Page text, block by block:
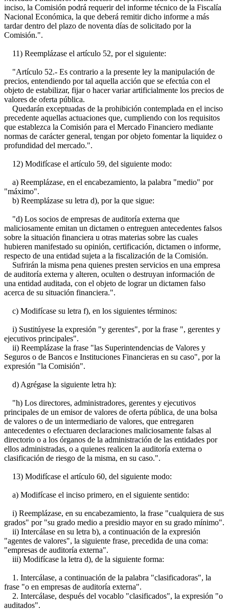
inciso, la Comisión podrá requerir del informe técnico de la Fiscalía
Nacional Económica, la que deberá remitir dicho informe a más
tardar dentro del plazo de noventa días de solicitado por la
Comisión.".
11) Reemplázase el artículo 52, por el siguiente:
"Artículo 52.- Es contrario a la presente ley la manipulación de
precios, entendiendo por tal aquella acción que se efectúa con el
objeto de estabilizar, fijar o hacer variar artificialmente los precios de
valores de oferta pública.
Quedarán exceptuadas de la prohibición contemplada en el inciso
precedente aquellas actuaciones que, cumpliendo con los requisitos
que establezca la Comisión para el Mercado Financiero mediante
normas de carácter general, tengan por objeto fomentar la liquidez o
profundidad del mercado.".
12) Modifícase el artículo 59, del siguiente modo:
a) Reemplázase, en el encabezamiento, la palabra "medio" por
"máximo".
b) Reemplázase su letra d), por la que sigue:
"d) Los socios de empresas de auditoría externa que
maliciosamente emitan un dictamen o entreguen antecedentes falsos
sobre la situación financiera u otras materias sobre las cuales
hubieren manifestado su opinión, certificación, dictamen o informe,
respecto de una entidad sujeta a la fiscalización de la Comisión.
Sufrirán la misma pena quienes presten servicios en una empresa
de auditoría externa y alteren, oculten o destruyan información de
una entidad auditada, con el objeto de lograr un dictamen falso
acerca de su situación financiera.".
c) Modifícase su letra f), en los siguientes términos:
i) Sustitúyese la expresión "y gerentes", por la frase ", gerentes y
ejecutivos principales".
ii) Reemplázase la frase "las Superintendencias de Valores y
Seguros o de Bancos e Instituciones Financieras en su caso", por la
expresión "la Comisión".
d) Agrégase la siguiente letra h):
"h) Los directores, administradores, gerentes y ejecutivos
principales de un emisor de valores de oferta pública, de una bolsa
de valores o de un intermediario de valores, que entregaren
antecedentes o efectuaren declaraciones maliciosamente falsas al
directorio o a los órganos de la administración de las entidades por
ellos administradas, o a quienes realicen la auditoría externa o
clasificación de riesgo de la misma, en su caso.".
13) Modifícase el artículo 60, del siguiente modo:
a) Modifícase el inciso primero, en el siguiente sentido:
i) Reemplázase, en su encabezamiento, la frase "cualquiera de sus
grados" por "su grado medio a presidio mayor en su grado mínimo".
ii) Intercálase en su letra b), a continuación de la expresión
"agentes de valores", la siguiente frase, precedida de una coma:
"empresas de auditoría externa".
iii) Modifícase la letra d), de la siguiente forma:
1. Intercálase, a continuación de la palabra "clasificadoras", la
frase "o en empresas de auditoría externa".
2. Intercálase, después del vocablo "clasificados", la expresión "o
auditados".